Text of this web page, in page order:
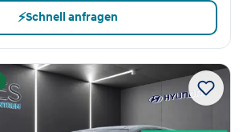
⚡Schnell anfragen